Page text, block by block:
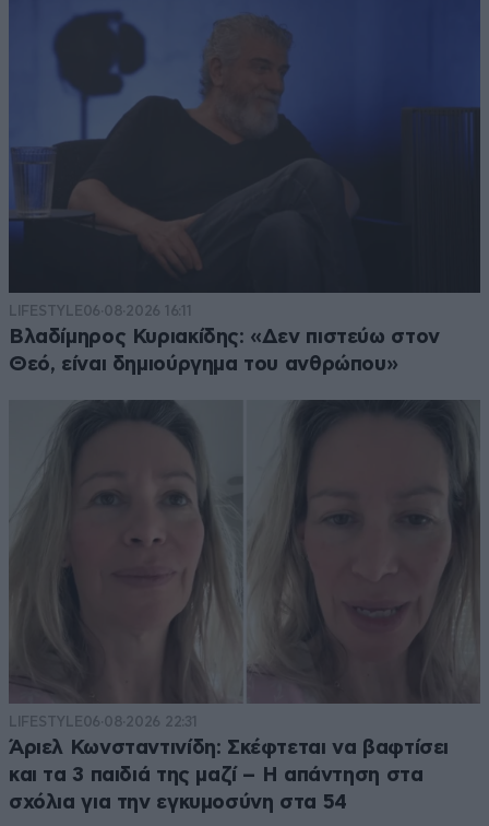
LIFESTYLE06·08·2026 16:11
Βλαδίμηρος Κυριακίδης: «Δεν πιστεύω στον
Θεό, είναι δημιούργημα του ανθρώπου»
LIFESTYLE06·08·2026 22:31
Άριελ Κωνσταντινίδη: Σκέφτεται να βαφτίσει
και τα 3 παιδιά της μαζί – Η απάντηση στα
σχόλια για την εγκυμοσύνη στα 54